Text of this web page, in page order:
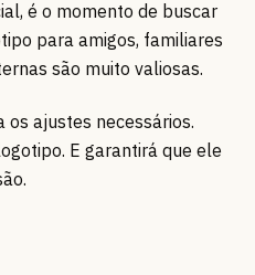
é o momento de buscar
para amigos, familiares
são muito valiosas.
os ajustes necessários.
E garantirá que ele